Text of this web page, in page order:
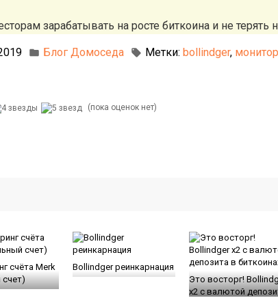
зарабатывать на росте биткоина и не терять
Блог Домоседа Метки: bollindger,
(пока оценок нет)
счёта Merk
счет)
Bollindger реинкарнация
Это восторг!
x2 с валютой